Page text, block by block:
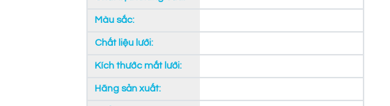
Màu sắc:
Chất liệu lưới:
Kích thước mắt lưới:
Hãng sản xuất: